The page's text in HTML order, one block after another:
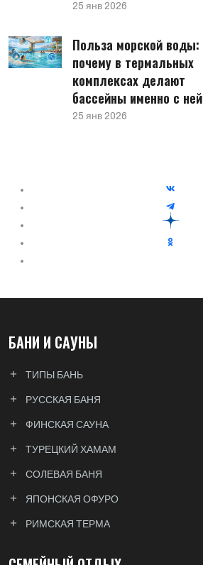
25 янв 2026
Польза морской воды:
почему в термальных
комплексах делают
бассейны именно с ней
25 янв 2026
БАНИ И САУНЫ
ТИПЫ БАНЬ
РУССКАЯ БАНЯ
ФИНСКАЯ САУНА
ТУРЕЦКИЙ ХАМАМ
СОЛЕВАЯ БАНЯ
ЯПОНСКАЯ ОФУРО
РИМСКАЯ ТЕРМА